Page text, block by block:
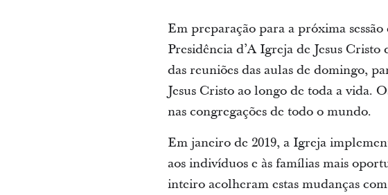
Em preparação para a próxima
Presidência d’A Igreja de Jesus
das reuniões das aulas de domingo,
Jesus Cristo ao longo de toda a vida.
nas congregações de todo o mundo.
Em janeiro de 2019, a Igreja
aos indivíduos e às famílias mais
inteiro acolheram estas mudanças